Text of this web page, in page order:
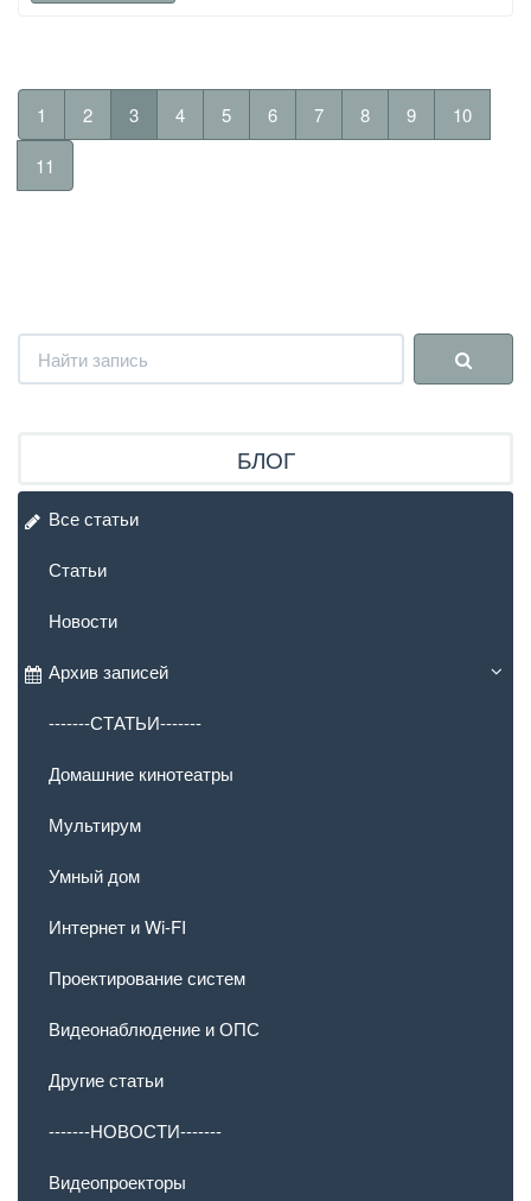
1 2 3 4 5 6 7 8 9 10
11
БЛОГ
Все статьи
Статьи
Новости
Архив записей
-------СТАТЬИ-------
Домашние кинотеатры
Мультирум
Умный дом
Интернет и Wi-FI
Проектирование систем
Видеонаблюдение и ОПС
Другие статьи
-------НОВОСТИ-------
Видеопроекторы